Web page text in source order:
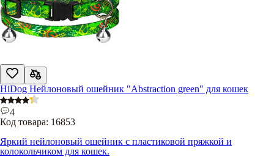
HiDog Нейлоновый ошейник "Abstraction green" для кошек
4
Код товара: 16853
Яркий нейлоновый ошейник с пластиковой пряжкой и
колокольчиком для кошек.